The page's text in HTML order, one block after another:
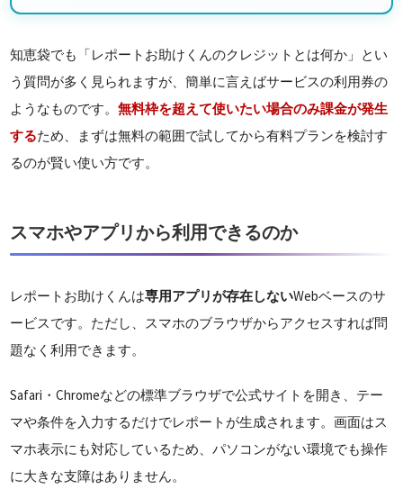
知恵袋でも「レポートお助けくんのクレジットとは何か」とい
う質問が多く見られますが、簡単に言えばサービスの利用券の
ようなものです。無料枠を超えて使いたい場合のみ課金が発生
するため、まずは無料の範囲で試してから有料プランを検討す
るのが賢い使い方です。
スマホやアプリから利用できるのか
レポートお助けくんは専用アプリが存在しないWebベースのサ
ービスです。ただし、スマホのブラウザからアクセスすれば問
題なく利用できます。
Safari・Chromeなどの標準ブラウザで公式サイトを開き、テー
マや条件を入力するだけでレポートが生成されます。画面はス
マホ表示にも対応しているため、パソコンがない環境でも操作
に大きな支障はありません。